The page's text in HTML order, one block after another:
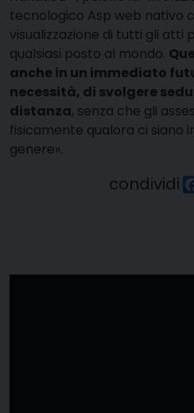
tecnologico Asp web nativo
visualizzazione di tutti gli atti
qualsiasi posto al mondo.
anche in un immediato
necessità, di svolgere
distanza, senza che gli
fisicamente qualora ci siano
genere».
condividi